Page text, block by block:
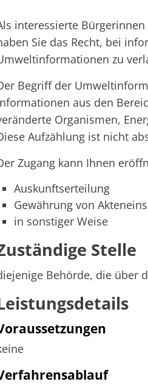
interessierte
Sie das Recht, bei
zu
Begriff der
aus den
Organismen,
Aufzählung ist nicht
Zugang kann Ihnen
Auskunftserteilung
Gewährung von
in sonstiger Weise
Stelle
Behörde, die über